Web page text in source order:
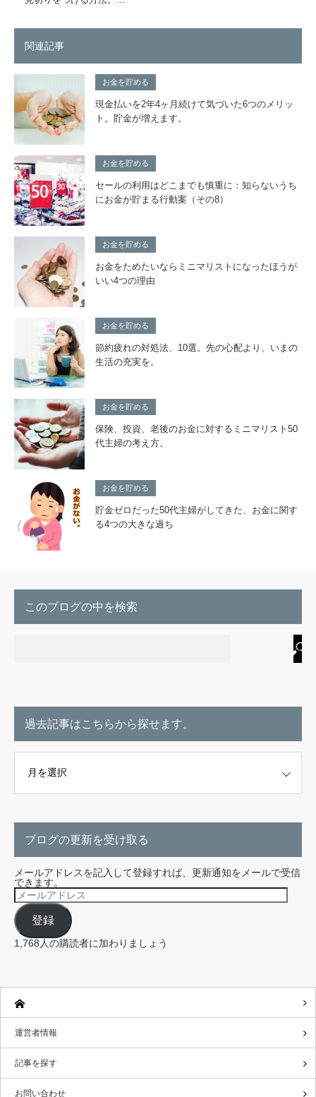
関連記事
お金を貯める
現金払いを2年4ヶ月続けて気づいた6つのメリッ
ト。貯金が増えます。
お金を貯める
セールの利用はどこまでも慎重に：知らないうち
にお金が貯まる行動案（その8）
お金を貯める
お金をためたいならミニマリストになったほうが
いい4つの理由
お金を貯める
節約疲れの対処法、10選。先の心配より、いまの
生活の充実を。
お金を貯める
保険、投資、老後のお金に対するミニマリスト50
代主婦の考え方。
お金を貯める
貯金ゼロだった50代主婦がしてきた、お金に関す
る4つの大きな過ち
このブログの中を検索
過去記事はこちらから探せます。
ブログの更新を受け取る
メールアドレスを記入して登録すれば、更新通知をメールで受信
できます。
メ
ー
ル
ア
ド
レ
ス
登録
1,768人の購読者に加わりましょう
運営者情報
記事を探す
お問い合わせ